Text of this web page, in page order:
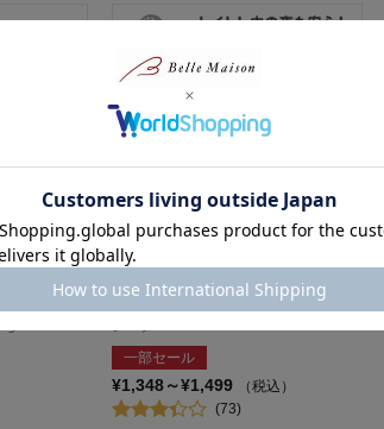
ーツ 【子
おねしょパンツ 【６層式 乾かし
やすい中吊りタイプ】
一部セール
¥1,348～¥1,499
（税込）
(73)